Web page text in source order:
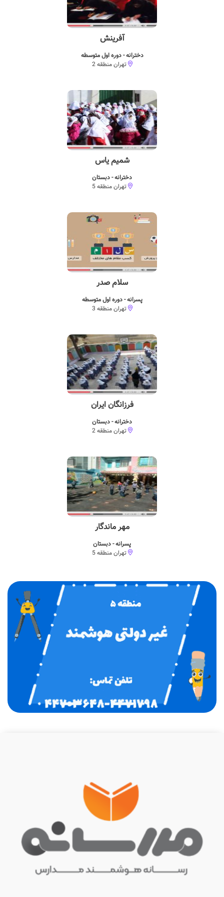
آفرینش
دخترانه - دوره اول متوسطه
تهران منطقه 2
شمیم یاس
دخترانه - دبستان
تهران منطقه 5
سلام صدر
پسرانه - دوره اول متوسطه
تهران منطقه 3
فرزانگان ایران
دخترانه - دبستان
تهران منطقه 2
مهر ماندگار
پسرانه - دبستان
تهران منطقه 5